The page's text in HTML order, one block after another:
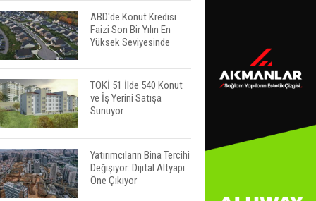
ABD'de Konut Kredisi
Faizi Son Bir Yılın En
Yüksek Seviyesinde
TOKİ 51 İlde 540 Konut
ve İş Yerini Satışa
Sunuyor
Yatırımcıların Bina Tercihi
Değişiyor: Dijital Altyapı
Öne Çıkıyor